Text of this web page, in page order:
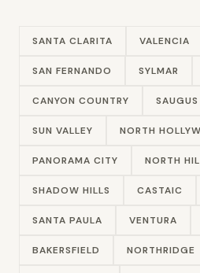
SANTA CLARITA VALENCIA
SAN FERNANDO SYLMAR
CANYON COUNTRY SAUGUS
SUN VALLEY NORTH
PANORAMA CITY NORTH
SHADOW HILLS CASTAIC
SANTA PAULA VENTURA
BAKERSFIELD NORTHRIDGE